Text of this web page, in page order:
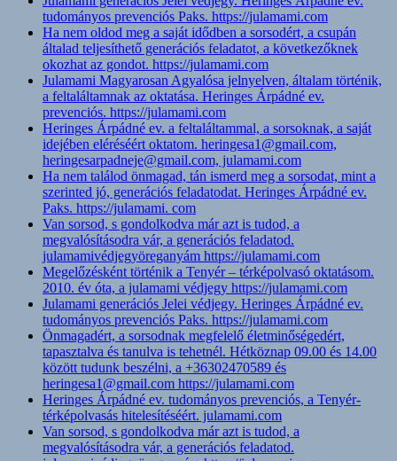
tudományos prevenciós Paks. https://julamami.com
Ha nem oldod meg a saját idődben a sorsodért, a csupán
általad teljesíthető generációs feladatot, a következőknek
okozhat az gondot. https://julamami.com
Julamami Magyarosan Agyalósa jelnyelven, általam történik,
a feltaláltamnak az oktatása. Heringes Árpádné ev.
prevenciós. https://julamami.com
Heringes Árpádné ev. a feltaláltammal, a sorsoknak, a saját
idejében eléréséért oktatom. heringesa1@gmail.com,
heringesarpadneje@gmail.com, julamami.com
Ha nem találod önmagad, tán ismerd meg a sorsodat, mint a
szerinted jó, generációs feladatodat. Heringes Árpádné ev.
Paks. https://julamami. com
Van sorsod, s gondolkodva már azt is tudod, a
megvalósításodra vár, a generációs feladatod.
julamamivédjegyöreganyám https://julamami.com
Megelőzésként történik a Tenyér – térképolvasó oktatásom.
2010. év óta, a julamami védjegy https://julamami.com
Julamami generációs Jelei védjegy. Heringes Árpádné ev.
tudományos prevenciós Paks. https://julamami.com
Önmagadért, a sorsodnak megfelelő életminőségedért,
tapasztalva és tanulva is tehetnél. Hétköznap 09.00 és 14.00
között tudunk beszélni, a +36302470589 és
heringesa1@gmail.com https://julamami.com
Heringes Árpádné ev. tudományos prevenciós, a Tenyér-
térképolvasás hitelesítéséért. julamami.com
Van sorsod, s gondolkodva már azt is tudod, a
megvalósításodra vár, a generációs feladatod.